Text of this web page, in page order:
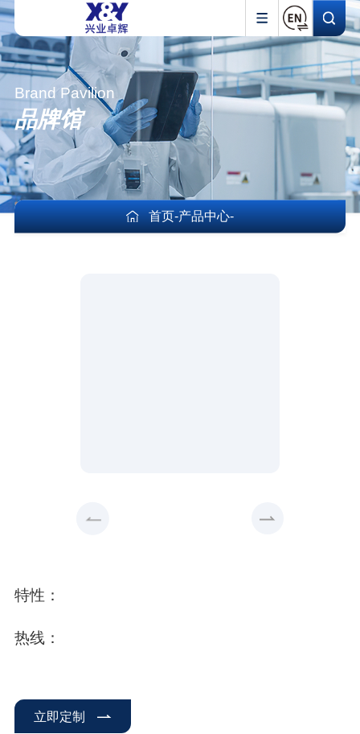
Brand Pavilion
品牌馆
首页-产品中心-
特性：
热线：
立即定制